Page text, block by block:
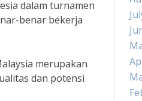
dalam turnamen
benar bekerja
merupakan
dan potensi